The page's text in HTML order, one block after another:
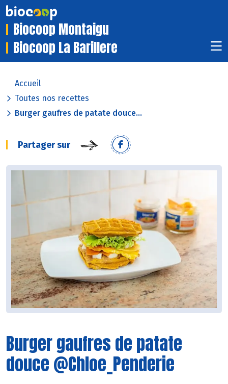
Biocoop Montaigu
Biocoop La Barillere
Accueil
Toutes nos recettes
Burger gaufres de patate douce...
Partager sur
Burger gaufres de patate
douce @Chloe_Penderie